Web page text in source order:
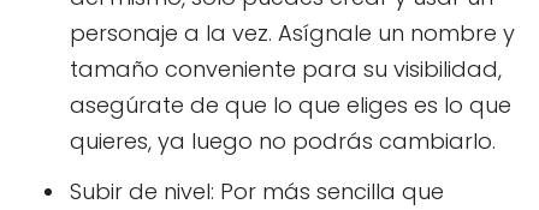
personaje a la vez. Asígnale un nombre y
tamaño conveniente para su visibilidad,
asegúrate de que lo que eliges es lo que
quieres, ya luego no podrás cambiarlo.
Subir de nivel: Por más sencilla que